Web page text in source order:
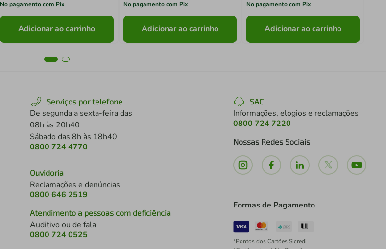
No pagamento com Pix
Adicionar ao carrinho
No pagamento com Pix
Adicionar ao carrinho
No pagamento com Pix
Adicionar ao carrinho
Serviços por telefone
De segunda a sexta-feira das
08h às 20h40
Sábado das 8h às 18h40
0800 724 4770
Ouvidoria
Reclamações e denúncias
0800 646 2519
Atendimento a pessoas com deficiência
Auditivo ou de fala
0800 724 0525
SAC
Informações, elogios e reclamações
0800 724 7220
Nossas Redes Sociais
Formas de Pagamento
*Pontos dos Cartões Sicredi